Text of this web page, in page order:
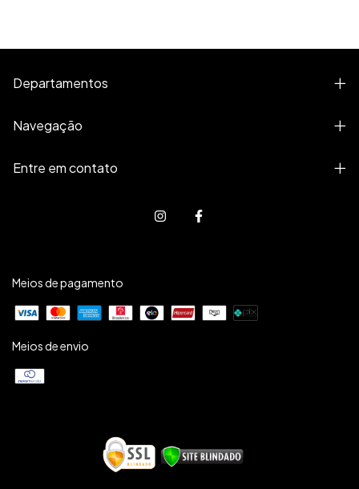
Departamentos
Navegação
Entre em contato
Meios de pagamento
Meios de envio